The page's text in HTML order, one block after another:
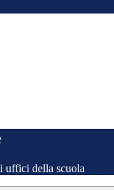
uffici della scuola